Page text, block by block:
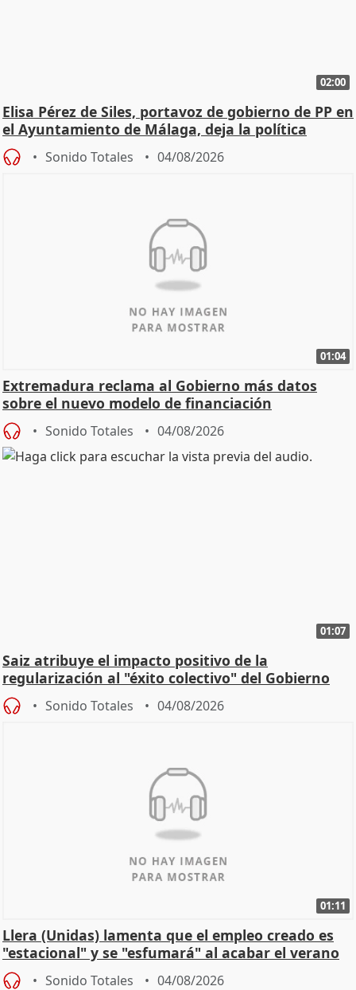
02:00
Elisa Pérez de Siles, portavoz de gobierno de PP en
el Ayuntamiento de Málaga, deja la política
Sonido Totales 04/08/2026
01:04
Extremadura reclama al Gobierno más datos
sobre el nuevo modelo de financiación
Sonido Totales 04/08/2026
01:07
Saiz atribuye el impacto positivo de la
regularización al "éxito colectivo" del Gobierno
Sonido Totales 04/08/2026
01:11
Llera (Unidas) lamenta que el empleo creado es
"estacional" y se "esfumará" al acabar el verano
Sonido Totales 04/08/2026